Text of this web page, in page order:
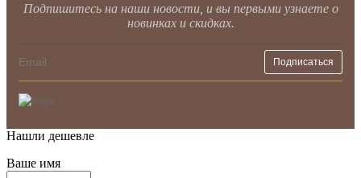
Подпишитесь на наши новости, и вы первыми узнаете о
новинках и скидках.
Нашли дешевле
Ваше имя